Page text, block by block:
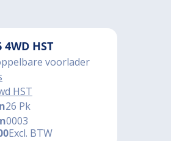
4WD HST
voorlader
HST
26 Pk
0003
Excl. BTW